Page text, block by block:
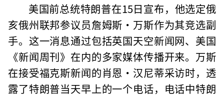
美国前总统特朗普在15日宣布，他选定俄
亥俄州联邦参议员詹姆斯·万斯作为其竞选副
手。这一消息通过包括英国天空新闻网、美国
《新闻周刊》在内的多家媒体传播开来。万斯
在接受福克斯新闻的肖恩·汉尼蒂采访时，透
露了特朗普当天早上的一个电话，电话中特朗